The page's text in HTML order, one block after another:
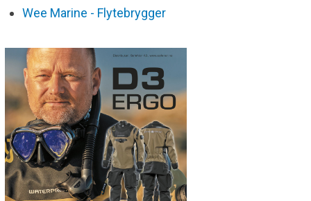
Wee Marine - Flytebrygger